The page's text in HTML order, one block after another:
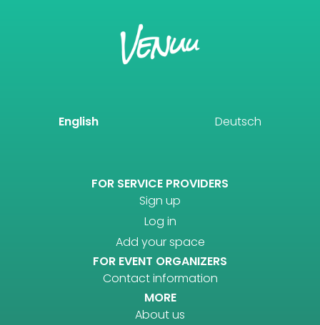
English Deutsch
FOR SERVICE PROVIDERS
Sign up
Log in
Add your space
FOR EVENT ORGANIZERS
Contact information
MORE
About us